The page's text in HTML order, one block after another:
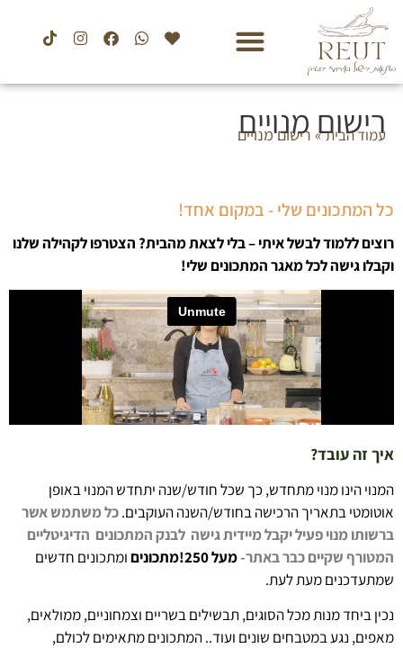
רישום מנויים
עמוד הבית» רישום מנויים
כל המתכונים שלי - במקום אחד!
רוצים ללמוד לבשל איתי – בלי לצאת מהבית? הצטרפו לקהילה שלנו
וקבלו גישה לכל מאגר המתכונים שלי!
איך זה עובד?
המנוי הינו מנוי מתחדש, כך שכל חודש/שנה יתחדש המנוי באופן
אוטומטי בתאריך הרכישה בחודש/השנה העוקבים.כל משתמש אשר
ברשותו מנוי פעיל יקבל מיידית גישה לבנק המתכונים הדיגיטליים
המטורףשקיים כבר באתר-מעל 250!מתכונים
ומתכונים חדשים
שמתעדכנים מעת לעת.
נכין ביחד מנות מכל הסוגים, תבשילים בשריים וצמחוניים, ממולאים,
מאפים, נגע במטבחים שונים ועוד.. המתכונים מתאימים לכולם,